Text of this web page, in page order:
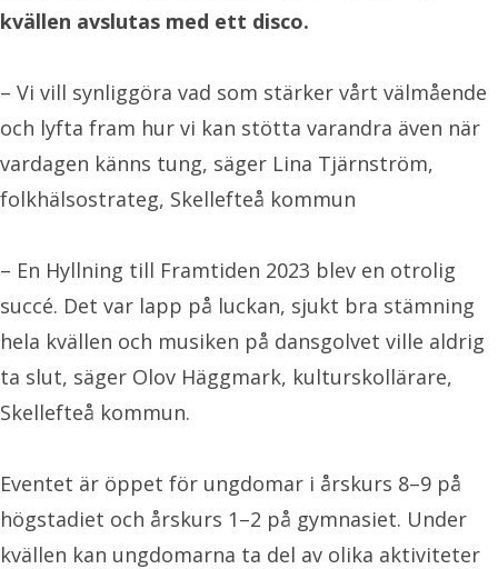
kvällen avslutas med ett disco.
– Vi vill synliggöra vad som stärker vårt välmående
och lyfta fram hur vi kan stötta varandra även när
vardagen känns tung, säger Lina Tjärnström,
folkhälsostrateg, Skellefteå kommun
– En Hyllning till Framtiden 2023 blev en otrolig
succé. Det var lapp på luckan, sjukt bra stämning
hela kvällen och musiken på dansgolvet ville aldrig
ta slut, säger Olov Häggmark, kulturskollärare,
Skellefteå kommun.
Eventet är öppet för ungdomar i årskurs 8–9 på
högstadiet och årskurs 1–2 på gymnasiet. Under
kvällen kan ungdomarna ta del av olika aktiviteter